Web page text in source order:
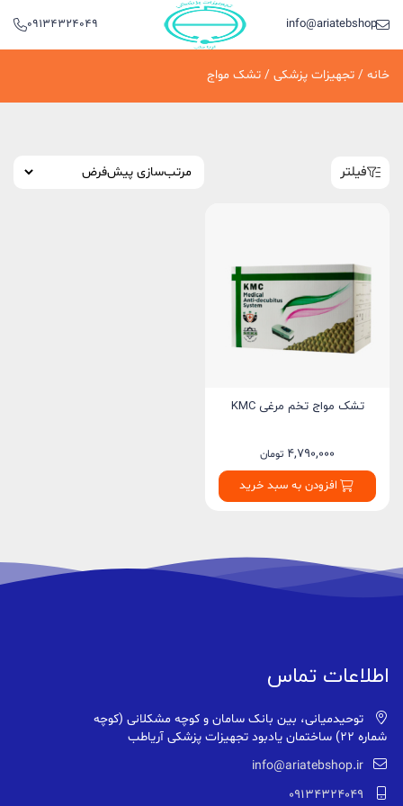
info@ariatebshop.ir
09134324049
خانه / تجهیزات پزشکی / تشک مواج
فیلتر
تشک مواج تخم مرغی KMC
4,790,000 تومان
افزودن به سبد خرید
اطلاعات تماس
توحیدمیانی، بین بانک سامان و کوچه مشکلانی (کوچه
شماره ۲۲) ساختمان یادبود تجهیزات پزشکی آریاطب
info@ariatebshop.ir
09134324049